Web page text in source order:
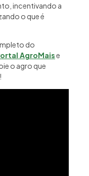
incentivando a
o que é
do
AgroMaise
o agro que